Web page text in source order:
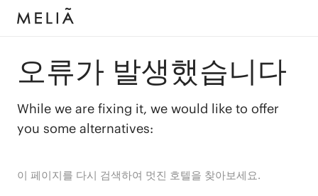
오류가 발생했습니다
While we are fixing it, we would like to offer
you some alternatives:
이 페이지를 다시 검색하여 멋진 호텔을 찾아보세요.